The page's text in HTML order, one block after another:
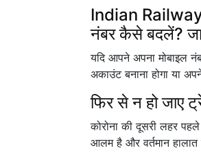
Indian
नंबर कैसे बदलें?
यदि आपने अपना मोबाइल
अकाउंट बनाना होगा या
फिर से न हो जाए
कोरोना की दूसरी लहर
आलम है और वर्तमान